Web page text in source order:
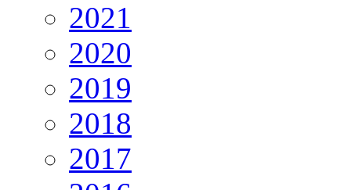
2021
2020
2019
2018
2017